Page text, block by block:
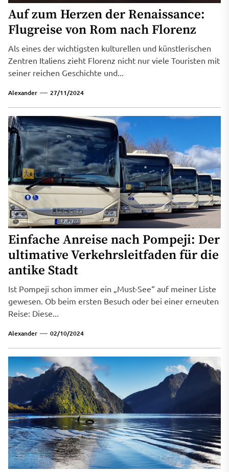
Auf zum Herzen der Renaissance:
Flugreise von Rom nach Florenz
Als eines der wichtigsten kulturellen und künstlerischen
Zentren Italiens zieht Florenz nicht nur viele Touristen mit
seiner reichen Geschichte und...
Alexander 27/11/2024
Einfache Anreise nach Pompeji: Der
ultimative Verkehrsleitfaden für die
antike Stadt
Ist Pompeji schon immer ein „Must-See“ auf meiner Liste
gewesen. Ob beim ersten Besuch oder bei einer erneuten
Reise: Diese...
Alexander 02/10/2024